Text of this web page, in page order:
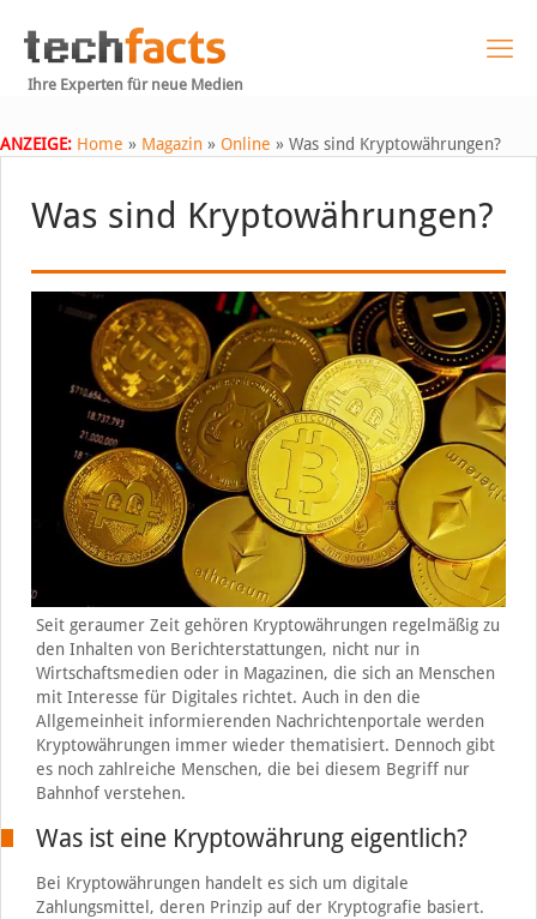
Ihre Experten für neue Medien
ANZEIGE: Home » Magazin » Online » Was sind Kryptowährungen?
Was sind Kryptowährungen?
Seit geraumer Zeit gehören Kryptowährungen regelmäßig zu
den Inhalten von Berichterstattungen, nicht nur in
Wirtschaftsmedien oder in Magazinen, die sich an Menschen
mit Interesse für Digitales richtet. Auch in den die
Allgemeinheit informierenden Nachrichtenportale werden
Kryptowährungen immer wieder thematisiert. Dennoch gibt
es noch zahlreiche Menschen, die bei diesem Begriff nur
Bahnhof verstehen.
Was ist eine Kryptowährung eigentlich?
Bei Kryptowährungen handelt es sich um digitale
Zahlungsmittel, deren Prinzip auf der Kryptografie basiert.